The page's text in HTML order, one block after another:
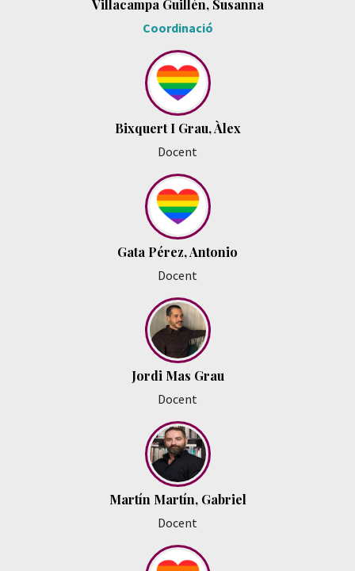
Villacampa Guillén, Susanna
Coordinació
Bixquert I Grau, Àlex
Docent
Gata Pérez, Antonio
Docent
Jordi Mas Grau
Docent
Martín Martín, Gabriel
Docent